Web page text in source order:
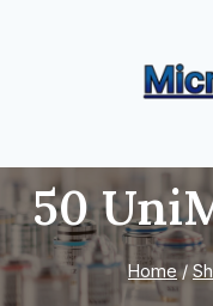
50
Home /